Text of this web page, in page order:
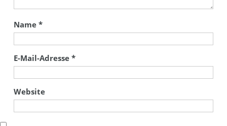
Name *
E-Mail-Adresse *
Website